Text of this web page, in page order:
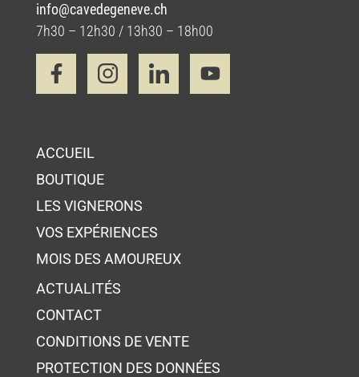
info@cavedegeneve.ch
7h30 – 12h30 / 13h30 – 18h00
ACCUEIL
BOUTIQUE
LES VIGNERONS
VOS EXPÉRIENCES
MOIS DES AMOUREUX
ACTUALITÉS
CONTACT
CONDITIONS DE VENTE
PROTECTION DES DONNÉES